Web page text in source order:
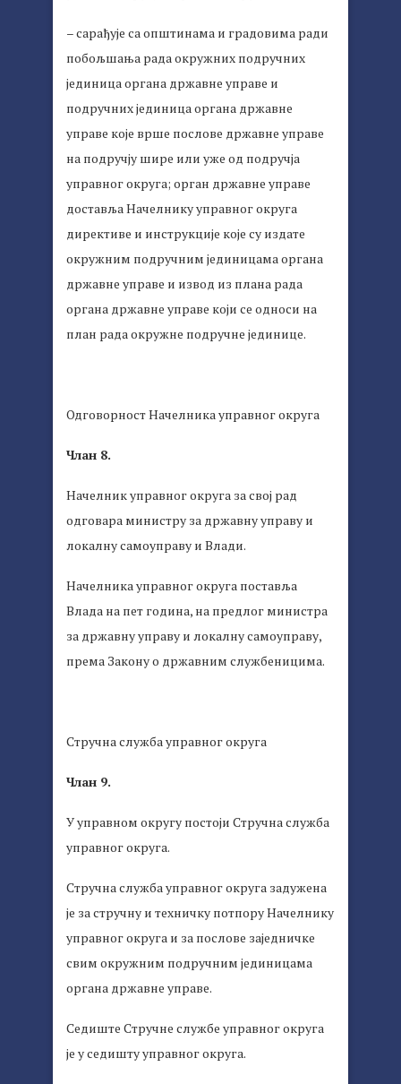
– сарађује са општинама и градовима ради
побољшања рада окружних подручних
јединица органа државне управе и
подручних јединица органа државне
управе које врше послове државне управе
на подручју шире или уже од подручја
управног округа; орган државне управе
доставља Начелнику управног округа
директиве и инструкције које су издате
окружним подручним јединицама органа
државне управе и извод из плана рада
органа државне управе који се односи на
план рада окружне подручне јединице.
Одговорност Начелника управног округа
Члан 8.
Начелник управног округа за свој рад
одговара министру за државну управу и
локалну самоуправу и Влади.
Начелника управног округа поставља
Влада на пет година, на предлог министра
за државну управу и локалну самоуправу,
према Закону о државним службеницима.
Стручна служба управног округа
Члан 9.
У управном округу постоји Стручна служба
управног округа.
Стручна служба управног округа задужена
је за стручну и техничку потпору Начелнику
управног округа и за послове заједничке
свим окружним подручним јединицама
органа државне управе.
Седиште Стручне службе управног округа
је у седишту управног округа.